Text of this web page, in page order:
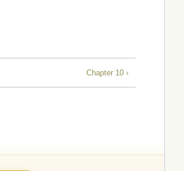
Chapter 10 ›